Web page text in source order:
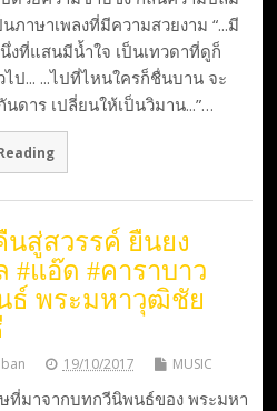
ภาษาเพลงที่มีความสวยงาม “...มี
งที่แสนมีน้ำใจ เป็นเทวดาที่ดูก็
ป... ...ไปที่ไหนใครก็ชื่นบาน จะ
ดาร เปลี่ยนให้เป็นวิมาน...”…
นสู่สวรรค์ ยืนยง
#แอ๊ด #คาราบาว
ธ์ พระมหาวุฒิชัย
19/10/2017 MUSIC
ที่มาจากบทกวีนิพนธ์ของ พระมหา